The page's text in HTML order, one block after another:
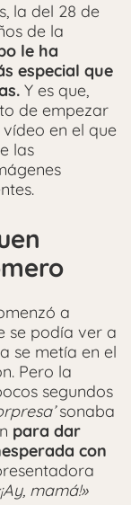
la del 28 de
de la
le ha
especial que
Y es que,
de empezar
en el que
las
a
se podía ver a
se metía en el
Pero la
segundos
sonaba
para dar
con
mamá!»